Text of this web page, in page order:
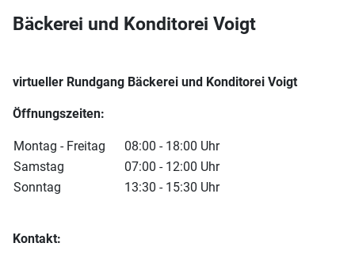
Bäckerei und Konditorei Voigt
virtueller Rundgang Bäckerei und Konditorei Voigt
Öffnungszeiten:
Montag - Freitag
08:00 - 18:00 Uhr
Samstag
07:00 - 12:00 Uhr
Sonntag
13:30 - 15:30 Uhr
Kontakt: